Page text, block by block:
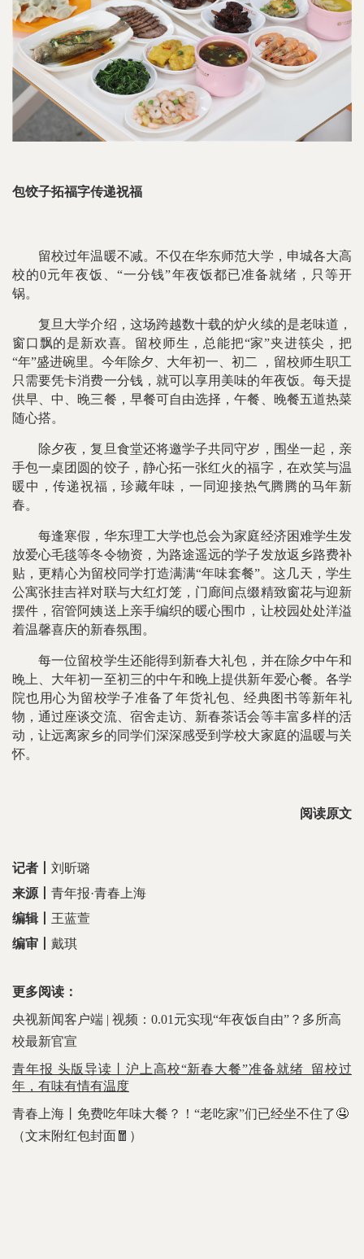
包饺子拓福字传递祝福
留校过年温暖不减。不仅在华东师范大学，申城各大高
校的0元年夜饭、“一分钱”年夜饭都已准备就绪，只等开
锅。
复旦大学介绍，这场跨越数十载的炉火续的是老味道，
窗口飘的是新欢喜。留校师生，总能把“家”夹进筷尖，把
“年”盛进碗里。今年除夕、大年初一、初二 ，留校师生职工
只需要凭卡消费一分钱，就可以享用美味的年夜饭。每天提
供早、中、晚三餐，早餐可自由选择，午餐、晚餐五道热菜
随心搭。
除夕夜，复旦食堂还将邀学子共同守岁，围坐一起，亲
手包一桌团圆的饺子，静心拓一张红火的福字，在欢笑与温
暖中，传递祝福，珍藏年味，一同迎接热气腾腾的马年新
春。
每逢寒假，华东理工大学也总会为家庭经济困难学生发
放爱心毛毯等冬令物资，为路途遥远的学子发放返乡路费补
贴，更精心为留校同学打造满满“年味套餐”。这几天，学生
公寓张挂吉祥对联与大红灯笼，门廊间点缀精致窗花与迎新
摆件，宿管阿姨送上亲手编织的暖心围巾，让校园处处洋溢
着温馨喜庆的新春氛围。
每一位留校学生还能得到新春大礼包，并在除夕中午和
晚上、大年初一至初三的中午和晚上提供新年爱心餐。各学
院也用心为留校学子准备了年货礼包、经典图书等新年礼
物，通过座谈交流、宿舍走访、新春茶话会等丰富多样的活
动，让远离家乡的同学们深深感受到学校大家庭的温暖与关
怀。
阅读原文
记者
刘昕璐
来源丨 青年报·青春上海
编辑丨 王蓝萱
编审丨 戴琪
更多阅读：
央视新闻客户端 | 视频：0.01元实现“年夜饭自由”？多所高
校最新官宣
青年报 头版导读丨沪上高校“新春大餐”准备就绪 留校过
年，有味有情有温度
青春上海丨免费吃年味大餐？！“老吃家”们已经坐不住了🤤
（文末附红包封面🧧）